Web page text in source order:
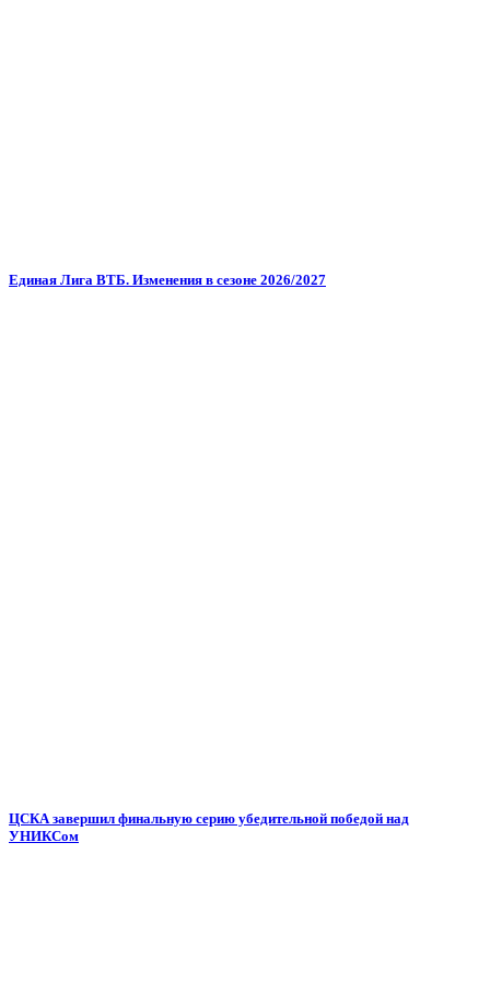
Единая Лига ВТБ. Изменения в сезоне 2026/2027
ЦСКА завершил финальную серию убедительной победой над
УНИКСом